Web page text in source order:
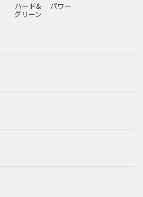
ハード&
グリーン
パワー